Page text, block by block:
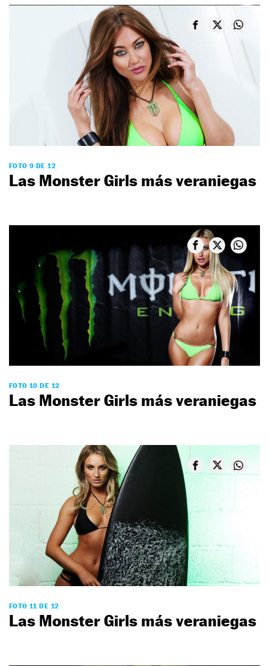
FOTO 9 DE 12
Las Monster Girls más veraniegas
FOTO 10 DE 12
Las Monster Girls más veraniegas
FOTO 11 DE 12
Las Monster Girls más veraniegas